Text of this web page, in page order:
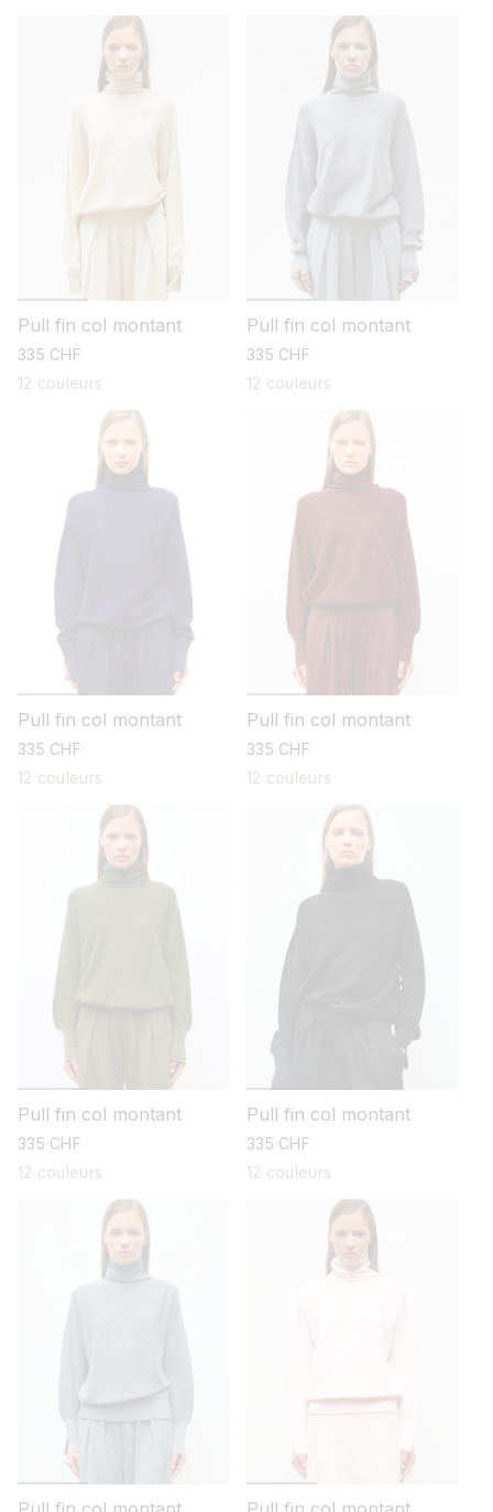
Pull fin col montant
prix
habituel
335 CHF
12 couleurs
Pull fin col montant
prix
habituel
335 CHF
12 couleurs
Pull fin col montant
prix
habituel
335 CHF
12 couleurs
Pull fin col montant
prix
habituel
335 CHF
12 couleurs
Pull fin col montant
prix
habituel
335 CHF
12 couleurs
Pull fin col montant
prix
habituel
335 CHF
12 couleurs